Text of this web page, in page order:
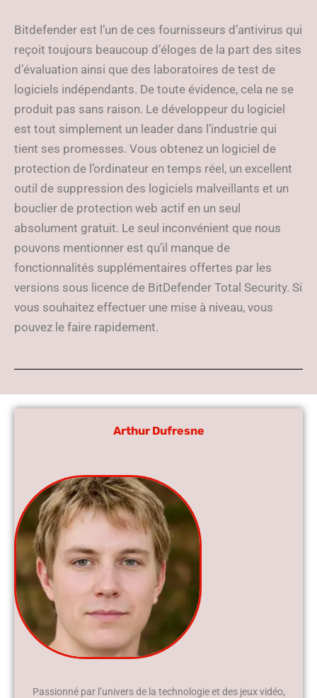
Bitdefender est l’un de ces fournisseurs d’antivirus qui
reçoit toujours beaucoup d’éloges de la part des sites
d’évaluation ainsi que des laboratoires de test de
logiciels indépendants. De toute évidence, cela ne se
produit pas sans raison. Le développeur du logiciel
est tout simplement un leader dans l’industrie qui
tient ses promesses. Vous obtenez un logiciel de
protection de l’ordinateur en temps réel, un excellent
outil de suppression des logiciels malveillants et un
bouclier de protection web actif en un seul
absolument gratuit. Le seul inconvénient que nous
pouvons mentionner est qu’il manque de
fonctionnalités supplémentaires offertes par les
versions sous licence de BitDefender Total Security. Si
vous souhaitez effectuer une mise à niveau, vous
pouvez le faire rapidement.
Arthur Dufresne
Passionné par l’univers de la technologie et des jeux vidéo,